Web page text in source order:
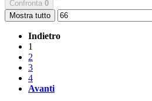
Confronta 0
Mostra tutto
Indietro
1
2
3
4
Avanti